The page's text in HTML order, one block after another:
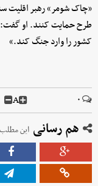
«چاک شومر» رهبر اقلیت
طرح حمایت کنند. او گفت:
کشور را وارد جنگ کند.»
۰ A
هم رسانی این